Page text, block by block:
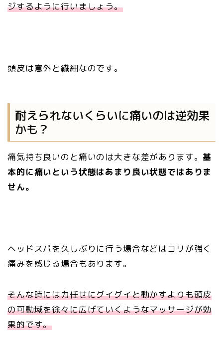
ジするように行いましょう。
頭皮は意外と繊細なのです。
耐えられないくらいに痛いのは逆効果
かも？
痛気持ち良いのと痛いのは大きな差があります。基
本的に痛いという状態はあまり良い状態ではありま
せん。
ヘッドスパを久しぶりに行う場合などはコリが強く
痛みを感じる場合もあります。
そんな時には力任せにグイグイと動かすよりも頭皮
の可動域を徐々に広げていくようなマッサージが効
果的です。